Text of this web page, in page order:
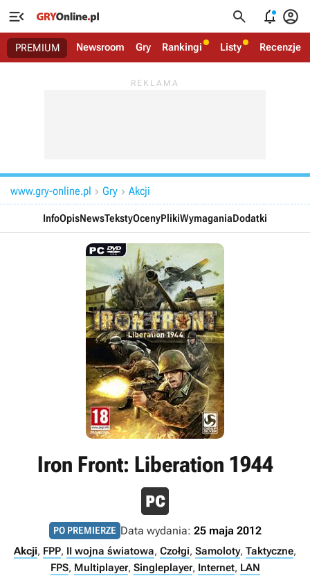
   
PREMIUM Newsroom Gry Rankingi Listy Recenzje
www.gry-online.pl  Gry  Akcji
InfoOpisNewsTekstyOcenyPlikiWymaganiaDodatki
Iron Front: Liberation 1944
PO PREMIERZE Data wydania: 25 maja 2012
Akcji, FPP, II wojna światowa, Czołgi, Samoloty, Taktyczne,
FPS, Multiplayer, Singleplayer, Internet, LAN